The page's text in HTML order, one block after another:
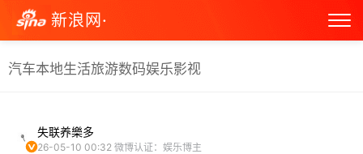
新浪网·
汽车本地生活旅游数码娱乐影视
失联养樂多
26-05-10 00:32 微博认证：娱乐博主